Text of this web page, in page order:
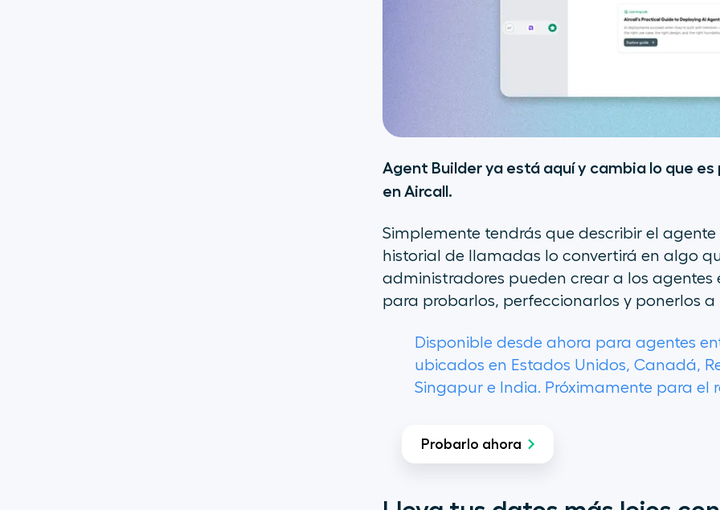
Agent Builder ya está aquí y cambia lo que
en Aircall.
Simplemente tendrás que describir el
historial de llamadas lo convertirá en algo
administradores pueden crear a los
para probarlos, perfeccionarlos y ponerlos
Disponible desde ahora para agentes
ubicados en Estados Unidos, Canadá,
Singapur e India. Próximamente para el
Probarlo ahora